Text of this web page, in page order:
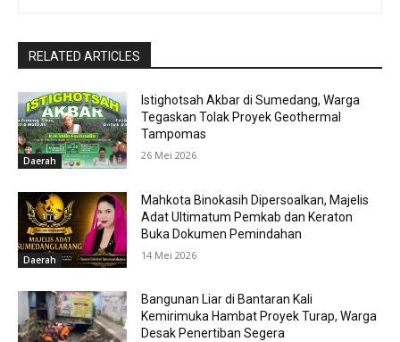
RELATED ARTICLES
Daerah
Istighotsah Akbar di Sumedang, Warga
Tegaskan Tolak Proyek Geothermal
Tampomas
26 Mei 2026
Daerah
Mahkota Binokasih Dipersoalkan, Majelis
Adat Ultimatum Pemkab dan Keraton
Buka Dokumen Pemindahan
14 Mei 2026
Bangunan Liar di Bantaran Kali
Kemirimuka Hambat Proyek Turap, Warga
Desak Penertiban Segera